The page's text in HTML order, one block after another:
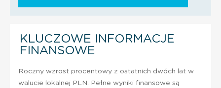
KLUCZOWE INFORMACJE
FINANSOWE
Roczny wzrost procentowy z ostatnich dwóch lat w
walucie lokalnej PLN. Pełne wyniki finansowe są